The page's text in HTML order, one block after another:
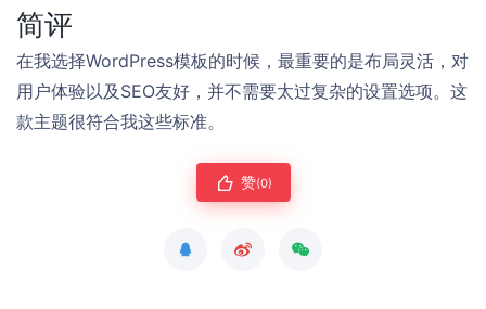
简评
在我选择WordPress模板的时候，最重要的是布局灵活，对
用户体验以及SEO友好，并不需要太过复杂的设置选项。这
款主题很符合我这些标准。
赞(0)